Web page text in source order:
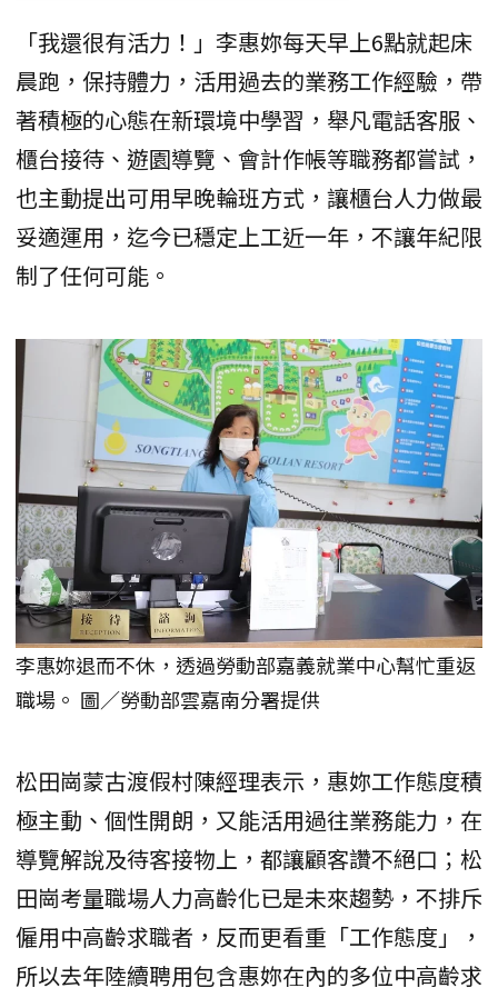
「我還很有活力！」李惠妳每天早上6點就起床
晨跑，保持體力，活用過去的業務工作經驗，帶
著積極的心態在新環境中學習，舉凡電話客服、
櫃台接待、遊園導覽、會計作帳等職務都嘗試，
也主動提出可用早晚輪班方式，讓櫃台人力做最
妥適運用，迄今已穩定上工近一年，不讓年紀限
制了任何可能。
李惠妳退而不休，透過勞動部嘉義就業中心幫忙重返
職場。 圖／勞動部雲嘉南分署提供
松田崗蒙古渡假村陳經理表示，惠妳工作態度積
極主動、個性開朗，又能活用過往業務能力，在
導覽解說及待客接物上，都讓顧客讚不絕口；松
田崗考量職場人力高齡化已是未來趨勢，不排斥
僱用中高齡求職者，反而更看重「工作態度」，
所以去年陸續聘用包含惠妳在內的多位中高齡求